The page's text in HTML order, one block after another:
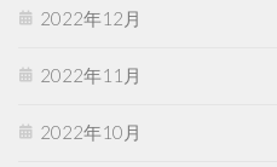
2022年12月
2022年11月
2022年10月